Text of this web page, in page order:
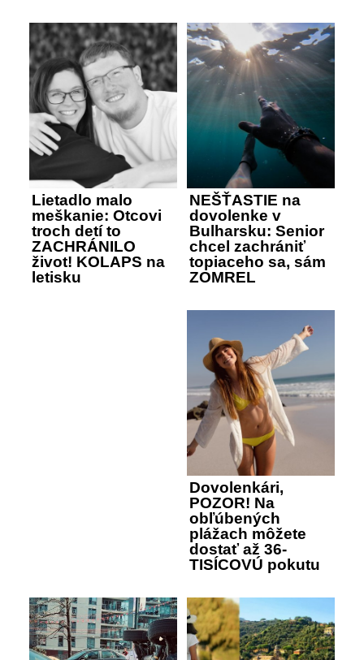
Lietadlo malo
meškanie: Otcovi
troch detí to
ZACHRÁNILO
život! KOLAPS na
letisku
NEŠŤASTIE na
dovolenke v
Bulharsku: Senior
chcel zachrániť
topiaceho sa, sám
ZOMREL
Dovolenkári,
POZOR! Na
obľúbených
plážach môžete
dostať až 36-
TISÍCOVÚ pokutu